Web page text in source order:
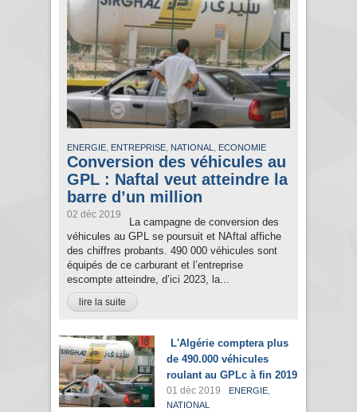
ENERGIE, ENTREPRISE, NATIONAL , ECONOMIE
Conversion des véhicules au
GPL : Naftal veut atteindre la
barre d’un million
02 déc 2019
La campagne de conversion des
véhicules au GPL se poursuit et NAftal affiche
des chiffres probants. 490 000 véhicules sont
équipés de ce carburant et l’entreprise
escompte atteindre, d’ici 2023, la...
lire la suite
L'Algérie comptera plus
de 490.000 véhicules
roulant au GPLc à fin 2019
01 déc 2019 ENERGIE,
NATIONAL